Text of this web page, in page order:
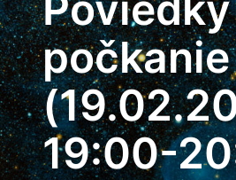
19:00-